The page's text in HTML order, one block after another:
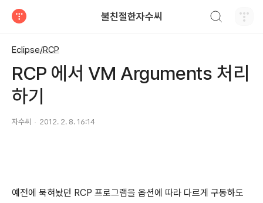
불친절한자수씨
Eclipse/RCP
RCP 에서 VM Arguments 처리
하기
자수씨 2012. 2. 8. 16:14
예전에 묵혀놨던 RCP 프로그램을 옵션에 따라 다르게 구동하도